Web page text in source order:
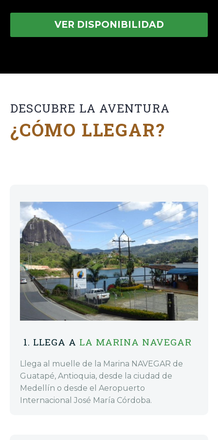
VER DISPONIBILIDAD
DESCUBRE LA AVENTURA
¿CÓMO LLEGAR?
1. LLEGA A LA MARINA NAVEGAR
Llega al muelle de la Marina NAVEGAR de
Guatapé, Antioquia, desde la ciudad de
Medellín o desde el Aeropuerto
Internacional José María Córdoba.